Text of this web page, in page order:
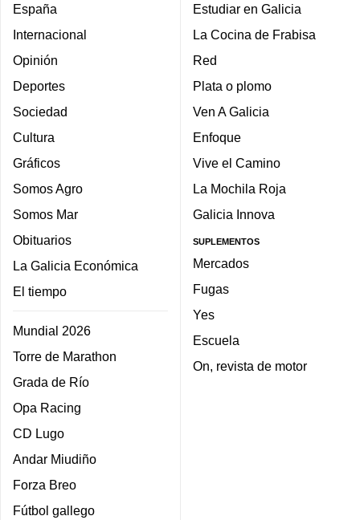
España
Internacional
Opinión
Deportes
Sociedad
Cultura
Gráficos
Somos Agro
Somos Mar
Obituarios
La Galicia Económica
El tiempo
Mundial 2026
Torre de Marathon
Grada de Río
Opa Racing
CD Lugo
Andar Miudiño
Forza Breo
Fútbol gallego
Estudiar en Galicia
La Cocina de Frabisa
Red
Plata o plomo
Ven A Galicia
Enfoque
Vive el Camino
La Mochila Roja
Galicia Innova
SUPLEMENTOS
Mercados
Fugas
Yes
Escuela
On, revista de motor